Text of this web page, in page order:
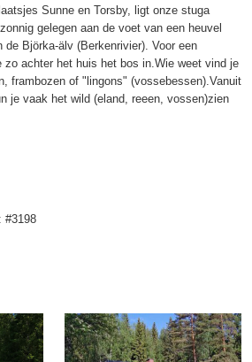
Sunne en Torsby, ligt onze stuga
gelegen aan de voet van een heuvel
Björka-älv (Berkenrivier). Voor een
zo achter het huis het bos in.Wie weet vind je
frambozen of "lingons" (vossebessen).Vanuit
je vaak het wild (eland, reeen, vossen)zien
#3198